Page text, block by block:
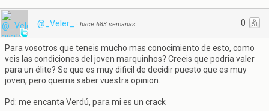
0
@_Veler_ · hace 683 semanas
Para vosotros que teneis mucho mas conocimiento de esto, como
veis las condiciones del joven marquinhos? Creeis que podria valer
para un élite? Se que es muy dificil de decidir puesto que es muy
joven, pero querria saber vuestra opinion.
Pd: me encanta Verdú, para mi es un crack